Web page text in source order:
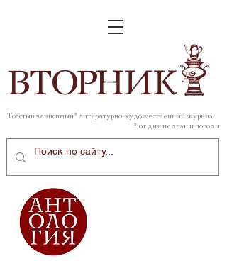
ВТОРНИК
Толстый зависимый* литературно-художественный журнал
* от дня недели и погоды